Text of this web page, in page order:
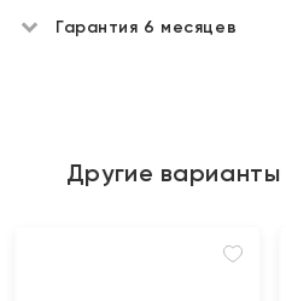
Гарантия 6 месяцев
Другие